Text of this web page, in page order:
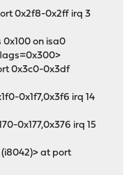
0x2f8-0x2ff irq 3
0x100 on isa0
0x3c0-0x3df
0x1f7,0x3f6 irq 14
0x177,0x376 irq 15
at port